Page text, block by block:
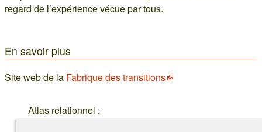
regard de l’expérience vécue par tous.
En savoir plus
Site web de la Fabrique des transitions
Atlas relationnel :